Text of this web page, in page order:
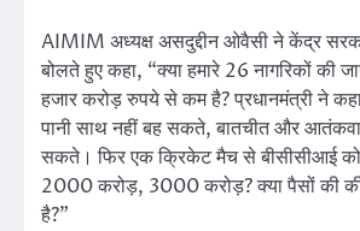
AIMIM अध्यक्ष असदुद्दीन ओवैसी ने केंद्र
बोलते हुए कहा, “क्या हमारे 26 नागरिकों की
हजार करोड़ रुपये से कम है? प्रधानमंत्री ने
पानी साथ नहीं बह सकते, बातचीत और
सकते। फिर एक क्रिकेट मैच से बीसीसीआई को
2000 करोड़, 3000 करोड़? क्या पैसों की
है?”